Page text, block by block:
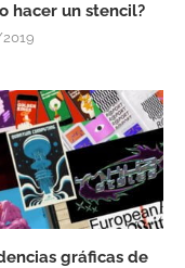
hacer un stencil?
gráficas de